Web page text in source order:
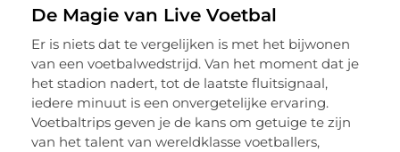
De Magie van Live Voetbal
Er is niets dat te vergelijken is met het bijwonen
van een voetbalwedstrijd. Van het moment dat je
het stadion nadert, tot de laatste fluitsignaal,
iedere minuut is een onvergetelijke ervaring.
Voetbaltrips geven je de kans om getuige te zijn
van het talent van wereldklasse voetballers,